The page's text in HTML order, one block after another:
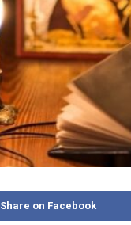
Share on Facebook